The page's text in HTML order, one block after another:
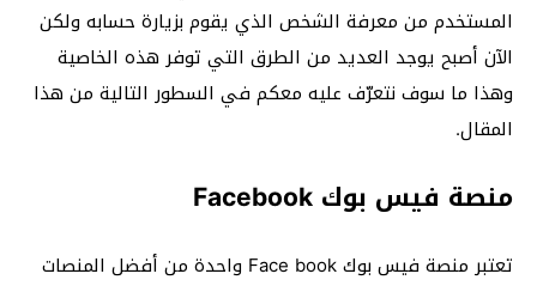
المستخدم من معرفة الشخص الذي يقوم بزيارة حسابه ولكن
الآن أصبح يوجد العديد من الطرق التي توفر هذه الخاصية
وهذا ما سوف نتعرّف عليه معكم في السطور التالية من هذا
المقال.
منصة فيس بوك Facebook
تعتبر منصة فيس بوك Face book واحدة من أفضل المنصات